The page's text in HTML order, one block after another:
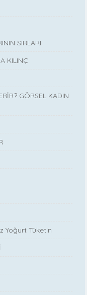
SIRLARI
KILINÇ
GÖRSEL KADIN
Yoğurt Tüketin